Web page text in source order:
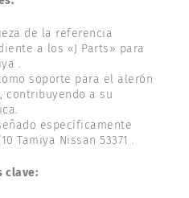
de la referencia
a los «J Parts» para
.
soporte para el alerón
contribuyendo a su
específicamente
Tamiya Nissan 53371 .
clave: